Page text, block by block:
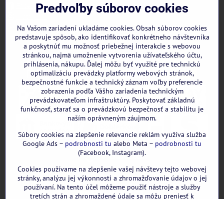
Facebook
WhatsApp
GOOGLE recenzie:
Predvoľby súborov cookies
Na Vašom zariadení ukladáme cookies. Obsah súborov cookies
predstavuje spôsob, ako identifikovať konkrétneho návštevníka
a poskytnúť mu možnosť priebežnej interakcie s webovou
stránkou, najmä umožnenie vytvorenia užívateľského účtu,
prihlásenia, nákupu. Ďalej môžu byť využité pre technickú
optimalizáciu prevádzky platformy webových stránok,
bezpečnostné funkcie a technický záznam voľby preferencie
zobrazenia podľa Vášho zariadenia technickým
prevádzkovateľom infraštruktúry. Poskytovať základnú
funkčnosť, starať sa o prevádzkovú bezpečnosť a stabilitu je
naším oprávneným záujmom.
Súbory cookies na zlepšenie relevancie reklám využíva služba
Google Ads – podrobnosti tu alebo Meta – podrobnosti tu
(Facebook, Instagram).
Cookies používame na zlepšenie vašej návštevy tejto webovej
stránky, analýzu jej výkonnosti a zhromažďovanie údajov o jej
používaní. Na tento účel môžeme použiť nástroje a služby
tretích strán a zhromaždené údaje sa môžu preniesť k